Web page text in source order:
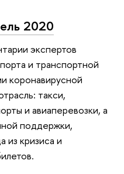
2020
экспертов
и транспортной
коронавирусной
такси,
и авиаперевозки, а
поддержки,
из кризиса и